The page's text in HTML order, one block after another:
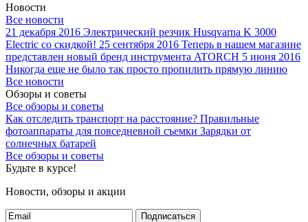
Новости
Все новости
21 декабря 2016 Электрический резчик Husqvarna K 3000
Electric со скидкой! 25 сентября 2016 Теперь в нашем магазине
представлен новый бренд инструмента ATORCH 5 июня 2016
Никогда еще не было так просто пропилить прямую линию
Все новости
Обзоры и советы
Все обзоры и советы
Как отследить транспорт на расстояние? Правильные
фотоаппараты для повседневной съемки Зарядки от
солнечных батарей
Все обзоры и советы
Будьте в курсе!
Новости, обзоры и акции
Подписаться